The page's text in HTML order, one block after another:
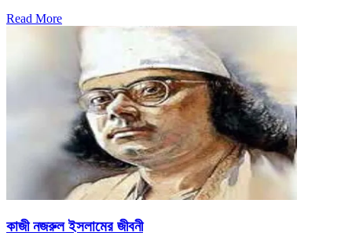
Read More
কাজী নজরুল ইসলামের জীবনী